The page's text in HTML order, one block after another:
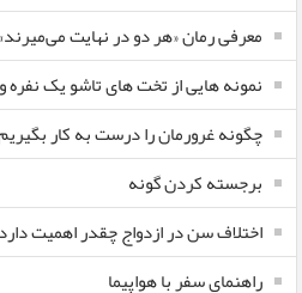
معرفی رمان «هر دو در نهایت می‌میرند»
نمونه هایی از تخت های تاشو یک نفره
چگونه غرورمان را درست به کار
برجسته کردن گونه
اختلاف سن در ازدواج چقدر اهمیت
راهنمای سفر با هواپیما